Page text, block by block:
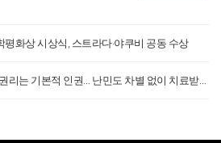
화상 시상식, 스트라다·야쿠비 공동 수상
“치료받을 권리는 기본적 인권… 난민도 차별 없이 치료받아야”